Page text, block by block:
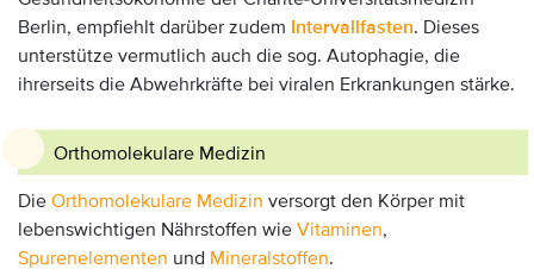
Berlin, empfiehlt darüber zudem Intervallfasten. Dieses
unterstütze vermutlich auch die sog. Autophagie, die
ihrerseits die Abwehrkräfte bei viralen Erkrankungen stärke.
Orthomolekulare Medizin
Die Orthomolekulare Medizin versorgt den Körper mit
lebenswichtigen Nährstoffen wie Vitaminen,
Spurenelementen und Mineralstoffen.